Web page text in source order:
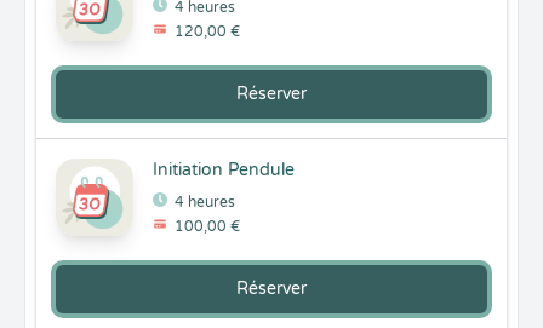
4 heures
120,00 €
Réserver
Initiation Pendule
4 heures
100,00 €
Réserver